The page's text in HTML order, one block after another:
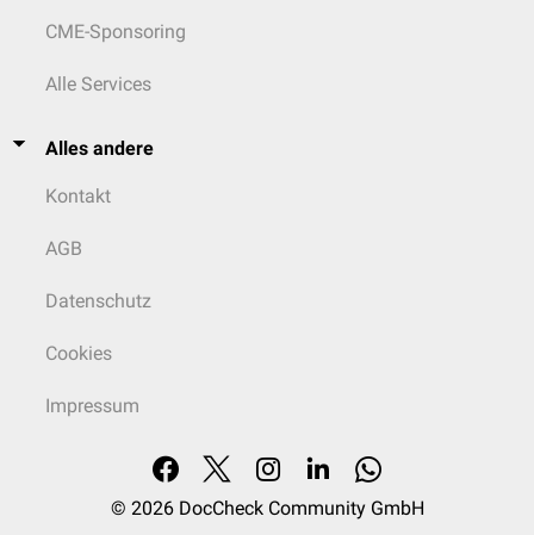
CME-Sponsoring
Alle Services
Alles andere
Kontakt
AGB
Datenschutz
Cookies
Impressum
© 2026 DocCheck Community GmbH